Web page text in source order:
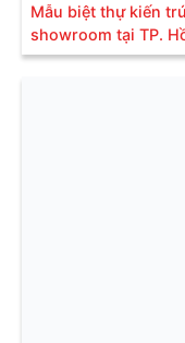
Mẫu biệt thự kiến
showroom tại TP.